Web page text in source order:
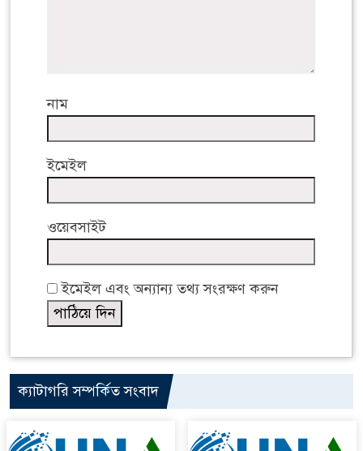
নাম
ইমেইল
ওয়েবসাইট
ইমেইল এবং অন্যান্য তথ্য সংরক্ষণ করুন
ক্যাটাগরি সম্পর্কিত সংবাদ